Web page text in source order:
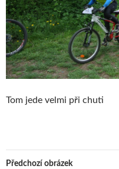
Tom jede velmi při chuti
Předchozí obrázek